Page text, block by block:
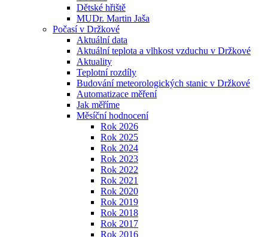
Dětské hřiště
MUDr. Martin Jaša
Počasí v Držkové
Aktuální data
Aktuální teplota a vlhkost vzduchu v Držkové
Aktuality
Teplotní rozdíly
Budování meteorologických stanic v Držkové
Automatizace měření
Jak měříme
Měsíční hodnocení
Rok 2026
Rok 2025
Rok 2024
Rok 2023
Rok 2022
Rok 2021
Rok 2020
Rok 2019
Rok 2018
Rok 2017
Rok 2016